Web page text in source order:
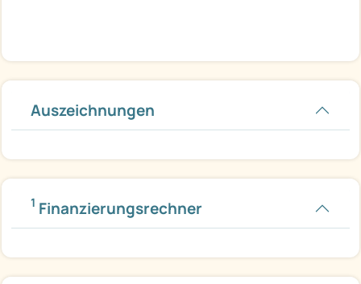
Auszeichnungen
1 Finanzierungsrechner